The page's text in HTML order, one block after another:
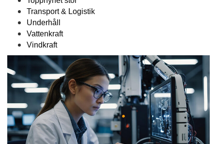
Transport & Logistik
Underhåll
Vattenkraft
Vindkraft